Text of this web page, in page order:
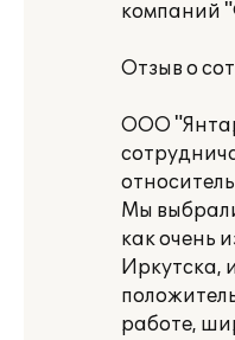
компаний
Отзыв о
ООО
Мы
как очень
Иркутска,
работе,